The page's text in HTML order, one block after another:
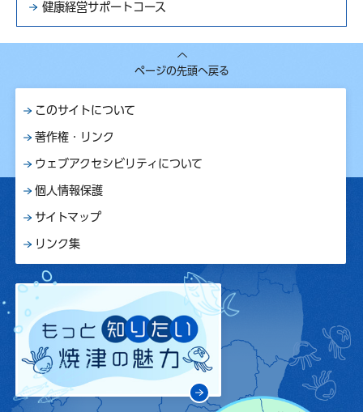
健康経営サポートコース
ページの先頭へ戻る
このサイトについて
著作権・リンク
ウェブアクセシビリティについて
個人情報保護
サイトマップ
リンク集